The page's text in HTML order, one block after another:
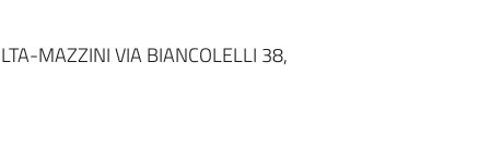
MAZZINI VIA BIANCOLELLI 38,